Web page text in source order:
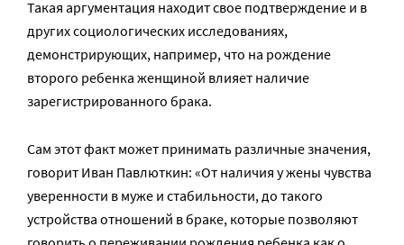
Такая аргументация находит свое подтверждение и в
других социологических исследованиях,
демонстрирующих, например, что на рождение
второго ребенка женщиной влияет наличие
зарегистрированного брака.
Сам этот факт может принимать различные значения,
говорит Иван Павлюткин: «От наличия у жены чувства
уверенности в муже и стабильности, до такого
устройства отношений в браке, которые позволяют